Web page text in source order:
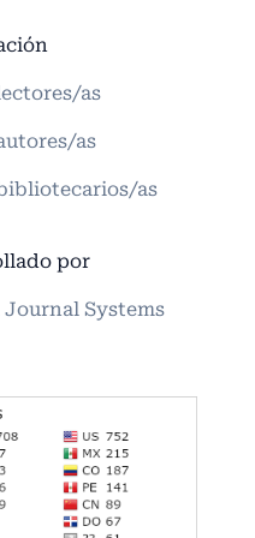
as
as
as
por
Journal Systems